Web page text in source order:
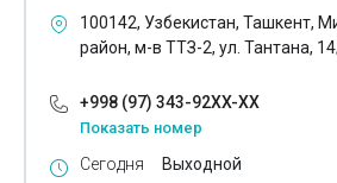
100142, Узбекистан, Ташкент,
район, м-в ТТЗ-2, ул. Тантана,
+998 (97) 343-92XX-XX
Показать номер
Сегодня Выходной